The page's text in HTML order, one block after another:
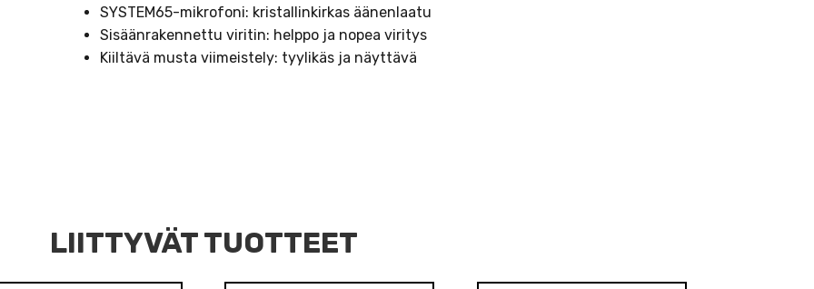
SYSTEM65-mikrofoni: kristallinkirkas äänenlaatu
Sisäänrakennettu viritin: helppo ja nopea viritys
Kiiltävä musta viimeistely: tyylikäs ja näyttävä
LIITTYVÄT TUOTTEET